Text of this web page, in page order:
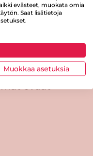
eväät
evästeet, muokata omia
Saat lisätietoja
Muokkaa asetuksia